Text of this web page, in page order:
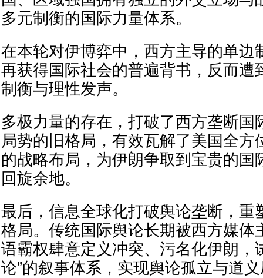
多元制衡的国际力量体系。
在本轮对伊博弈中，西方主导的单边
再获得国际社会的普遍背书，反而遭
制衡与理性发声。
多极力量的存在，打破了西方垄断国
局势的旧格局，有效瓦解了美国全方
的战略布局，为伊朗争取到宝贵的国
回旋余地。
最后，信息全球化打破舆论垄断，重
格局。传统国际舆论长期被西方媒体
语霸权肆意定义冲突、污名化伊朗，
论”的叙事体系，实现舆论孤立与道